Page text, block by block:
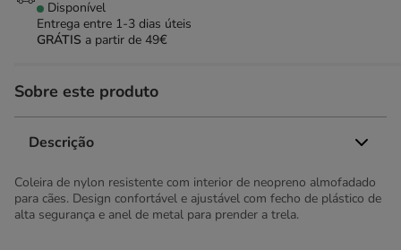
Disponível
Entrega entre 1-3 dias úteis
GRÁTIS a partir de 49€
Sobre este produto
Descrição
Coleira de nylon resistente com interior de neopreno almofadado
para cães. Design confortável e ajustável com fecho de plástico de
alta segurança e anel de metal para prender a trela.